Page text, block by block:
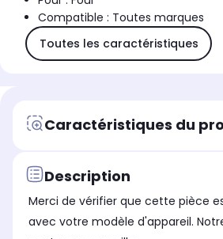
Compatible : Toutes marques
Toutes les caractéristiques
Caractéristiques du
Description
Merci de vérifier que cette pièce
avec votre modèle d'appareil.